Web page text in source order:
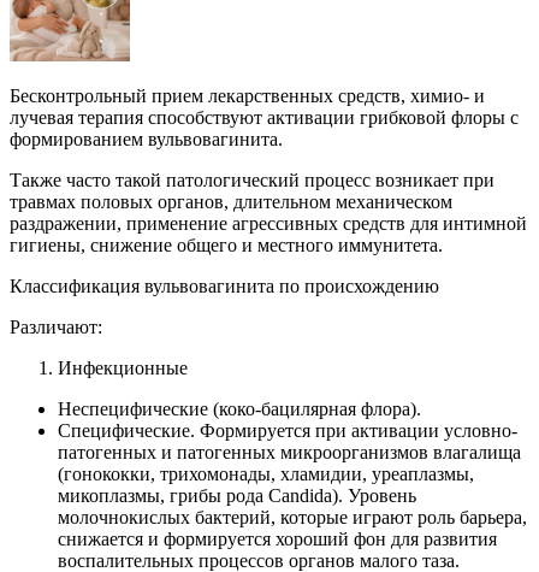
Бесконтрольный прием лекарственных средств, химио- и
лучевая терапия способствуют активации грибковой флоры с
формированием вульвовагинита.
Также часто такой патологический процесс возникает при
травмах половых органов, длительном механическом
раздражении, применение агрессивных средств для интимной
гигиены, снижение общего и местного иммунитета.
Классификация вульвовагинита по происхождению
Различают:
Инфекционные
Неспецифические (коко-бацилярная флора).
Специфические. Формируется при активации условно-
патогенных и патогенных микроорганизмов влагалища
(гонококки, трихомонады, хламидии, уреаплазмы,
микоплазмы, грибы рода Candida). Уровень
молочнокислых бактерий, которые играют роль барьера,
снижается и формируется хороший фон для развития
воспалительных процессов органов малого таза.